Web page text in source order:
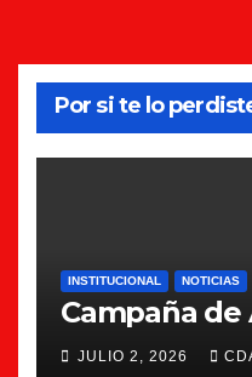
Por si te lo
INSTITUCIONAL NOTICIAS
Campaña de
JULIO 2, 2026